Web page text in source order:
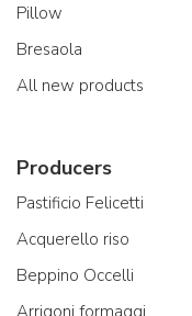
Pillow
Bresaola
All new products
Producers
Pastificio Felicetti
Acquerello riso
Beppino Occelli
Arrigoni formaggi